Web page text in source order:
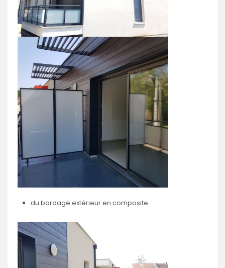
du bardage extérieur en composite